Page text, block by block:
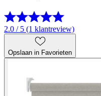
2.0 / 5 (1 klantreview)
Opslaan in Favorieten